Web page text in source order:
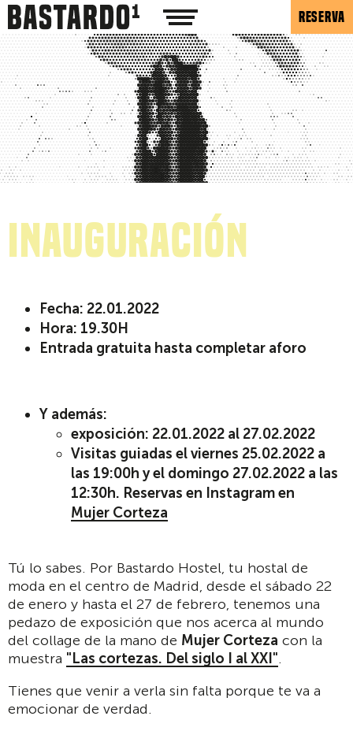
RESERVA
Inauguración
Fecha: 22.01.2022
Hora: 19.30H
Entrada gratuita hasta completar aforo
Y además:
exposición: 22.01.2022 al 27.02.2022
Visitas guiadas el viernes 25.02.2022 a
las 19:00h y el domingo 27.02.2022 a las
12:30h. Reservas en Instagram en
Mujer Corteza
Tú lo sabes. Por Bastardo Hostel, tu hostal de
moda en el centro de Madrid, desde el sábado 22
de enero y hasta el 27 de febrero, tenemos una
pedazo de exposición que nos acerca al mundo
del collage de la mano de Mujer Corteza con la
muestra "Las cortezas. Del siglo I al XXI".
Tienes que venir a verla sin falta porque te va a
emocionar de verdad.